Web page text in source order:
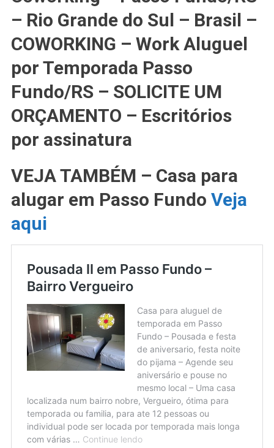
– Rio Grande do Sul – Brasil –
COWORKING – Work Aluguel
por Temporada Passo
Fundo/RS – SOLICITE UM
ORÇAMENTO – Escritórios
por assinatura
VEJA TAMBÉM – Casa para
alugar em Passo Fundo Veja
aqui